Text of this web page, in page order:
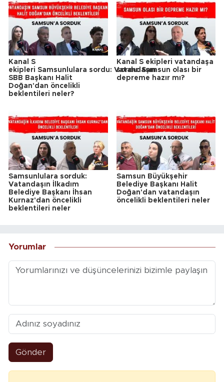
Kanal S
ekipleri Samsunlulara sordu: Vatandaşın
SBB Başkanı Halit
Doğan'dan öncelikli
beklentileri neler?
Kanal S ekipleri vatandaşa
sordu: Samsun olası bir
depreme hazır mı?
Samsunlulara sorduk:
Vatandaşın İlkadım
Belediye Başkanı İhsan
Kurnaz'dan öncelikli
beklentileri neler
Samsun Büyükşehir
Belediye Başkanı Halit
Doğan'dan vatandaşın
öncelikli beklentileri neler
Yorumlar
Gönder